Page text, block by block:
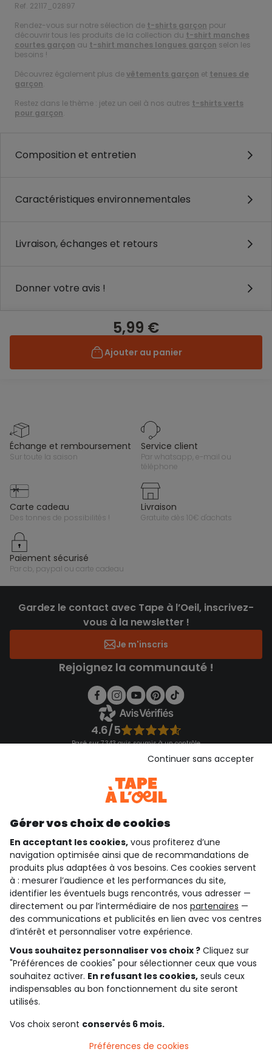
Ref. 22117_02897
Rendez-vous sur notre sélection de t-shirts garçon pour
découvrir tous les produits de la collection du t-shirt manches
courtes garçon au t-shirt manches longues garçon selon les
besoins !
Découvrez également plus devêtements garçon et tenues de
garçon.
Restez dans le thème : jetez un oeil à nos autres t-shirts verts
pour garçon.
Composition et entretien
Caractéristiques environnementales
Livraison, échanges et retours
Donner votre avis !
5,99 €
Ajouter au panier
échange et remboursement
sur toute la saison
service client
par whatsapp, e-mail ou
téléphone
carte cadeau
des tonnes de possibilités !
livraison
gratuite dès 10€ d'achats
paiement sécurisé
par cb, paypal ou carte cadeau
Gardez le contact avec Tape à l’Oeil, inscrivez-
vous à la newsletter !
Je m'inscris
Rejoignez la communauté !
4.6/5
Basé sur 7 343 avis soumis à un contrôle
Consulter les CGU
qui sommes-nous ?
besoin d'aide ?
le club fidélité
notre catalogue
Conditions générales de ventes et d'utilisation
Conditions d’utilisation des réseaux sociaux
Politique de confidentialité
Cookies et données personnelles
Paramètres des cookies
Gérer vos choix de cookies
En acceptant les cookies, vous profiterez d’une
navigation optimisée ainsi que de recommandations de
produits plus adaptées à vos besoins. Ces cookies servent
à : mesurer l’audience et les performances du site,
identifier les éventuels bugs rencontrés, vous adresser —
directement ou par l’intermédiaire de nos partenaires —
des communications et publicités en lien avec vos centres
d’intérêt et personnaliser votre expérience.
Vous souhaitez personnaliser vos choix ? Cliquez sur
"Préférences de cookies" pour sélectionner ceux que vous
souhaitez activer. En refusant les cookies, seuls ceux
indispensables au bon fonctionnement du site seront
utilisés.
Vos choix seront conservés 6 mois.
Continuer sans accepter
Préférences de cookies